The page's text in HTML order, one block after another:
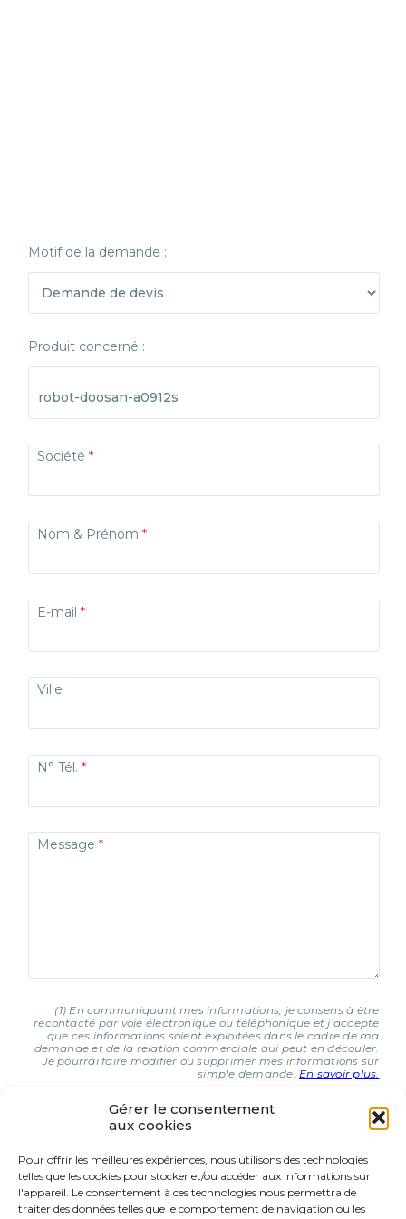
Gérer le consentement
aux cookies
Pour offrir les meilleures expériences, nous utilisons des technologies
telles que les cookies pour stocker et/ou accéder aux informations sur
l'appareil. Le consentement à ces technologies nous permettra de
traiter des données telles que le comportement de navigation ou les
Motif de la demande :
Produit concerné :
Société
Nom & Prénom
E-mail
Ville
N° Tél.
Message
(1) En communiquant mes informations, je consens à être
recontacté par voie électronique ou téléphonique et j’accepte
que ces informations soient exploitées dans le cadre de ma
demande et de la relation commerciale qui peut en découler.
Je pourrai faire modifier ou supprimer mes informations sur
simple demande. En savoir plus.
J'AI COMPRIS ET J'ACCEPTE (1)
9 Rue d’Italie
68310 Wittelsheim